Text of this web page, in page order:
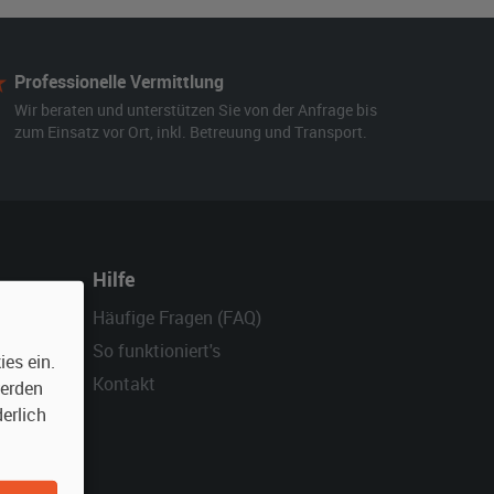
Professionelle Vermittlung
Wir beraten und unterstützen Sie von der Anfrage bis
zum Einsatz vor Ort, inkl. Betreuung und Transport.
Hilfe
Häufige Fragen (FAQ)
So funktioniert's
Kontakt
ein.